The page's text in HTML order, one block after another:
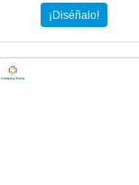
¡Diséñalo!